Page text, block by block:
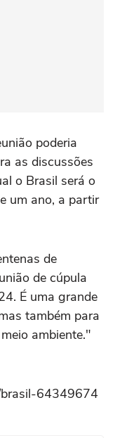
poderia
as discussões
o Brasil será o
um ano, a partir
de
de cúpula
É uma grande
também para
ambiente."
64349674